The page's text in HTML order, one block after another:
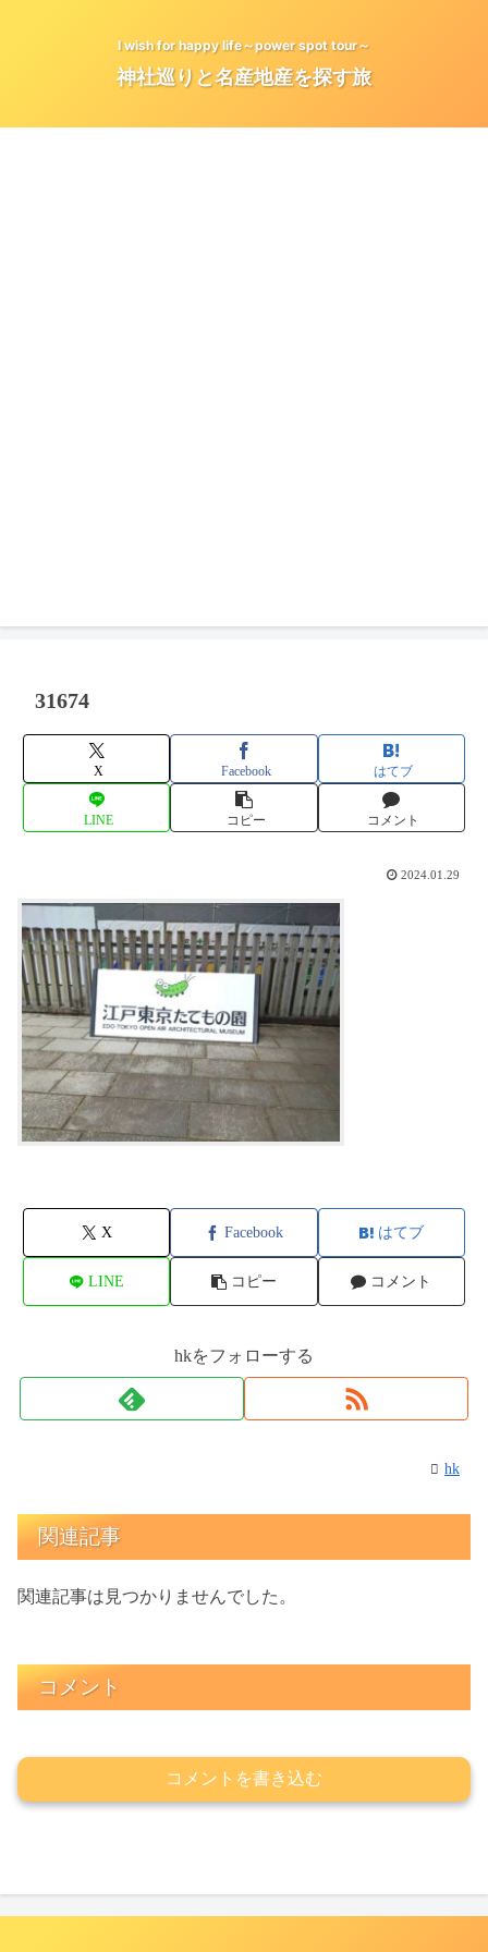
I wish for happy life～power spot tour～
神社巡りと名産地産を探す旅
31674
X Facebook はてブ
LINE コピー コメント
2024.01.29
X Facebook はてブ
LINE コピー コメント
hkをフォローする
hk
関連記事
関連記事は見つかりませんでした。
コメント
コメントを書き込む